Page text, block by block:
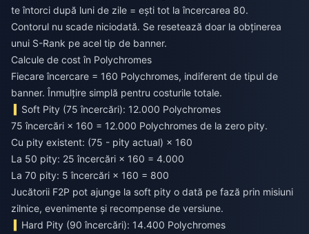
te întorci după luni de zile = ești tot la încercarea 80.
Contorul nu scade niciodată. Se resetează doar la obținerea
unui S-Rank pe acel tip de banner.
Calcule de cost în Polychromes
Fiecare încercare = 160 Polychromes, indiferent de tipul de
banner. Înmulțire simplă pentru costurile totale.
Soft Pity (75 încercări): 12.000 Polychromes
75 încercări × 160 = 12.000 Polychromes de la zero pity.
Cu pity existent: (75 - pity actual) × 160
La 50 pity: 25 încercări × 160 = 4.000
La 70 pity: 5 încercări × 160 = 800
Jucătorii F2P pot ajunge la soft pity o dată pe fază prin misiuni
zilnice, evenimente și recompense de versiune.
Hard Pity (90 încercări): 14.400 Polychromes